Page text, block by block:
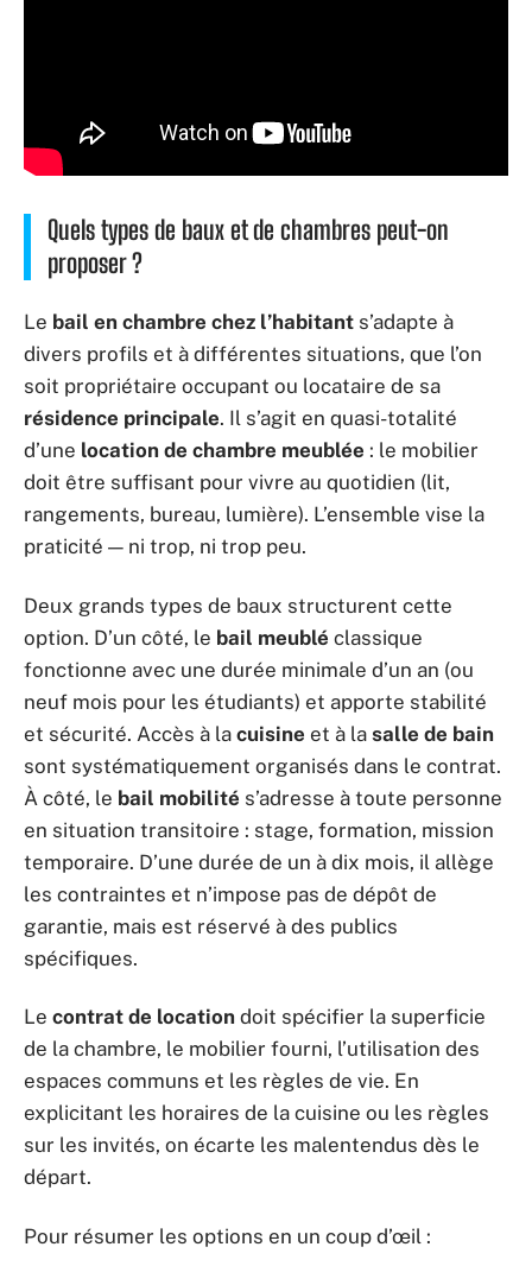
Quels types de baux et de chambres peut-on
proposer ?
Le bail en chambre chez l’habitant s’adapte à
divers profils et à différentes situations, que l’on
soit propriétaire occupant ou locataire de sa
résidence principale. Il s’agit en quasi-totalité
d’une location de chambre meublée : le mobilier
doit être suffisant pour vivre au quotidien (lit,
rangements, bureau, lumière). L’ensemble vise la
praticité — ni trop, ni trop peu.
Deux grands types de baux structurent cette
option. D’un côté, le bail meublé classique
fonctionne avec une durée minimale d’un an (ou
neuf mois pour les étudiants) et apporte stabilité
et sécurité. Accès à la cuisine et à la salle de bain
sont systématiquement organisés dans le contrat.
À côté, le bail mobilité s’adresse à toute personne
en situation transitoire : stage, formation, mission
temporaire. D’une durée de un à dix mois, il allège
les contraintes et n’impose pas de dépôt de
garantie, mais est réservé à des publics
spécifiques.
Le contrat de location doit spécifier la superficie
de la chambre, le mobilier fourni, l’utilisation des
espaces communs et les règles de vie. En
explicitant les horaires de la cuisine ou les règles
sur les invités, on écarte les malentendus dès le
départ.
Pour résumer les options en un coup d’œil :